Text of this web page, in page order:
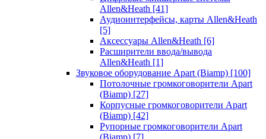
Allen&Heath [41]
Аудиоинтерфейсы, карты Allen&Heath
[5]
Аксессуары Allen&Heath [6]
Расширители ввода/вывода
Allen&Heath [1]
Звуковое оборудование Apart (Biamp) [100]
Потолочные громкоговорители Apart
(Biamp) [27]
Корпусные громкоговорители Apart
(Biamp) [42]
Рупорные громкоговорители Apart
(Biamp) [7]